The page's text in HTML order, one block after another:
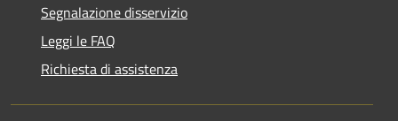
Segnalazione disservizio
Leggi le FAQ
Richiesta di assistenza